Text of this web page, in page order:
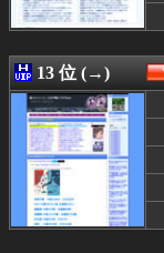
08/06 09:00
08/06 09:00
08/06 09:00
08/06 09:00
08/06 09:00
08/06 09:00
08/06 09:00
08/06 09:00
08/06 09:00
08/06 09:00
08/06 09:00
13 位 (→)